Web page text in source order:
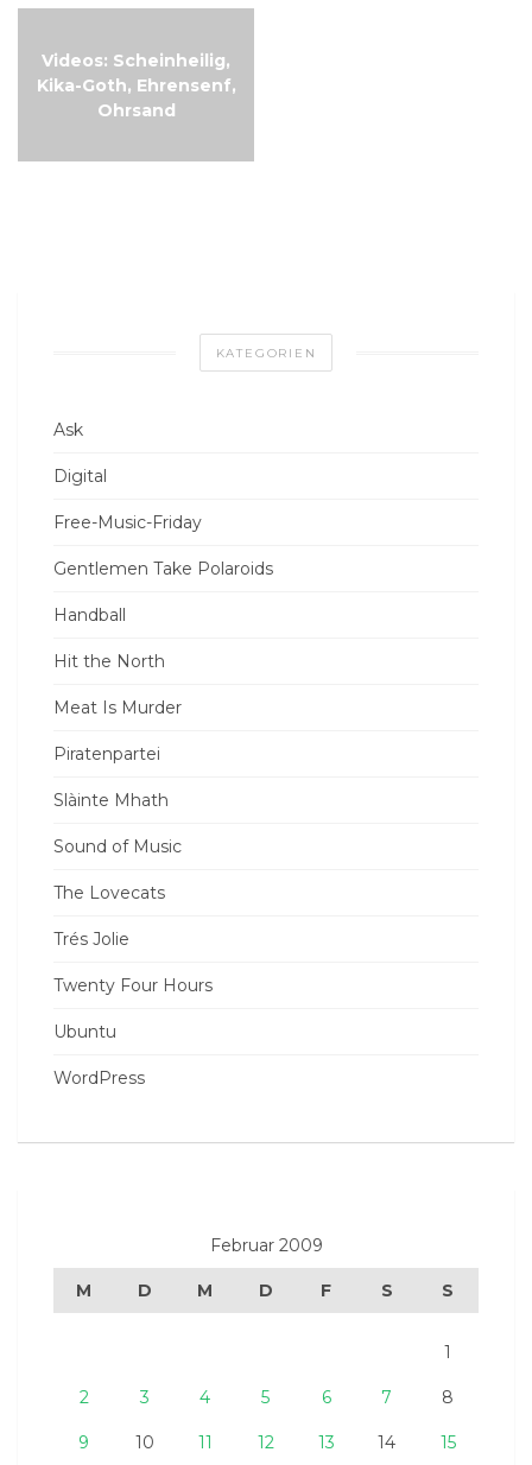
Videos: Scheinheilig,
Kika-Goth, Ehrensenf,
Ohrsand
KATEGORIEN
Ask
Digital
Free-Music-Friday
Gentlemen Take Polaroids
Handball
Hit the North
Meat Is Murder
Piratenpartei
Slàinte Mhath
Sound of Music
The Lovecats
Trés Jolie
Twenty Four Hours
Ubuntu
WordPress
Februar 2009
M D M D F S S
1
2 3 4 5 6 7 8
9 10 11 12 13 14 15